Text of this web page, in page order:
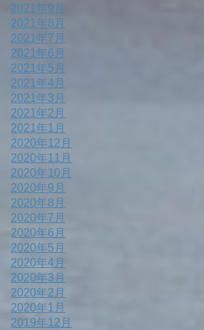
2021年9月
2021年8月
2021年7月
2021年6月
2021年5月
2021年4月
2021年3月
2021年2月
2021年1月
2020年12月
2020年11月
2020年10月
2020年9月
2020年8月
2020年7月
2020年6月
2020年5月
2020年4月
2020年3月
2020年2月
2020年1月
2019年12月